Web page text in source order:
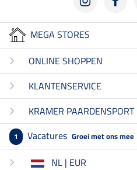
MEGA STORES
ONLINE SHOPPEN
KLANTENSERVICE
KRAMER PAARDENSPORT
1 Vacatures Groei met ons mee
NL | EUR